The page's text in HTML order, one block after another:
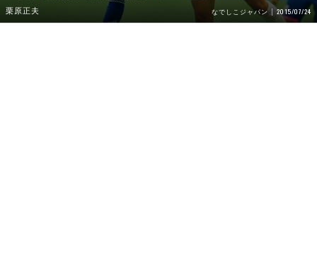
栗原正夫 なでしこジャパン 2015/07/24